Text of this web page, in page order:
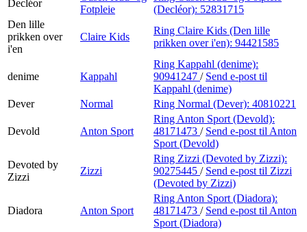
Decléor
Fotpleie
(Decléor): 52831715
Den lille
prikken over
i'en
Claire Kids
Ring Claire Kids (Den lille
prikken over i'en): 94421585
denime Kappahl
Ring Kappahl (denime):
90941247 / Send e-post til
Kappahl (denime)
Dever
Normal Ring Normal (Dever): 40810221
Devold Anton Sport
Ring Anton Sport (Devold):
48171473 / Send e-post til Anton
Sport (Devold)
Devoted by
Zizzi
Zizzi
Ring Zizzi (Devoted by Zizzi):
90275445 / Send e-post til Zizzi
(Devoted by Zizzi)
Diadora Anton Sport
Ring Anton Sport (Diadora):
48171473 / Send e-post til Anton
Sport (Diadora)